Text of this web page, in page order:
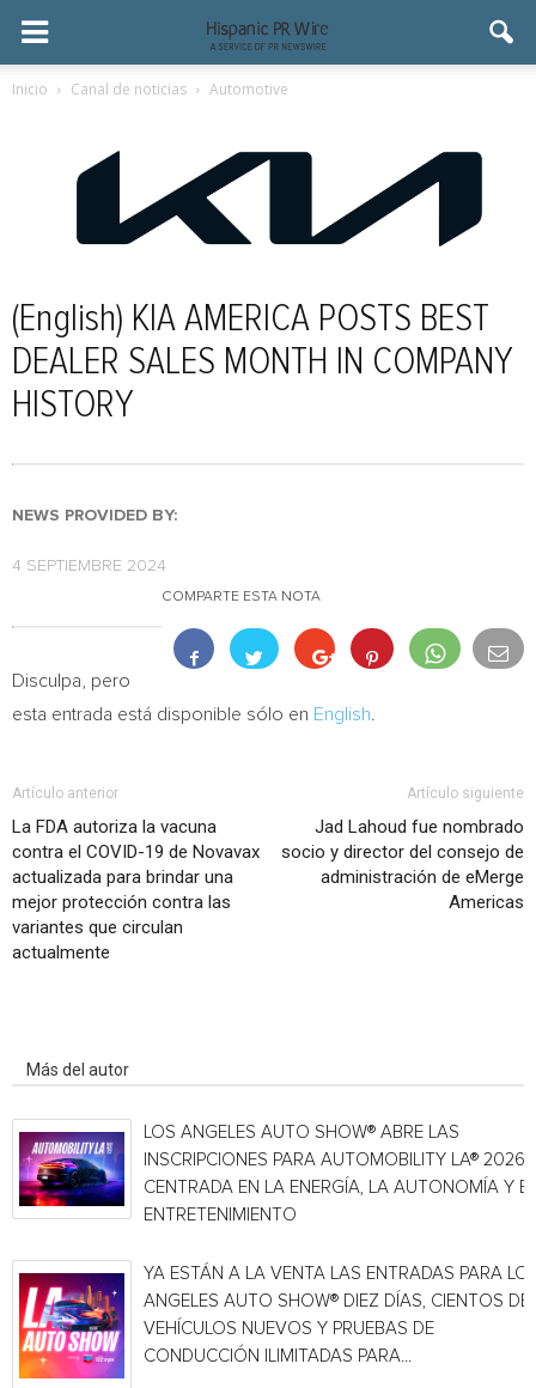
Inicio Canal de noticias Automotive
(English) KIA AMERICA POSTS BEST
DEALER SALES MONTH IN COMPANY
HISTORY
NEWS PROVIDED BY:
4 SEPTIEMBRE 2024
COMPARTE ESTA NOTA
Disculpa, pero
esta entrada está disponible sólo en English
Artículo anterior
La FDA autoriza la vacuna
contra el COVID-19 de Novavax
actualizada para brindar una
mejor protección contra las
variantes que circulan
actualmente
Artículo siguiente
Jad Lahoud fue nombrado
socio y director del consejo de
administración de eMerge
Americas
Más del autor
LOS ANGELES AUTO SHOW® ABRE LAS
INSCRIPCIONES PARA AUTOMOBILITY LA® 2026,
CENTRADA EN LA ENERGÍA, LA AUTONOMÍA Y EL
ENTRETENIMIENTO
YA ESTÁN A LA VENTA LAS ENTRADAS PARA
ANGELES AUTO SHOW® DIEZ DÍAS, CIENTOS DE
VEHÍCULOS NUEVOS Y PRUEBAS DE
CONDUCCIÓN ILIMITADAS PARA...